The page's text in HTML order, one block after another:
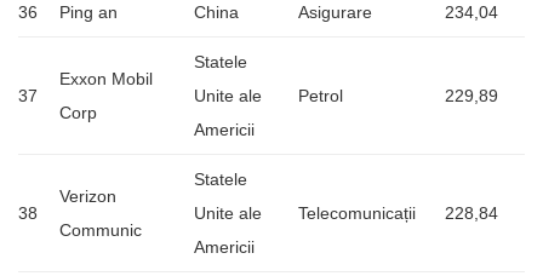
36 Ping an China Asigurare 234,04
37
Exxon Mobil
Corp
Statele
Unite ale
Americii
Petrol 229,89
38
Verizon
Communic
Statele
Unite ale
Americii
Telecomunicații 228,84